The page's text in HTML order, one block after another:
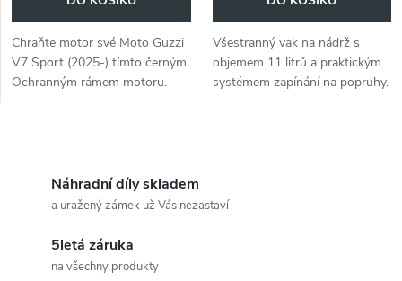
Chraňte motor své Moto Guzzi
V7 Sport (2025-) tímto černým
Ochranným rámem motoru.
Všestranný vak na nádrž s
objemem 11 litrů a praktickým
systémem zapínání na popruhy.
Náhradní díly skladem
a uražený zámek už Vás nezastaví
5letá záruka
na všechny produkty